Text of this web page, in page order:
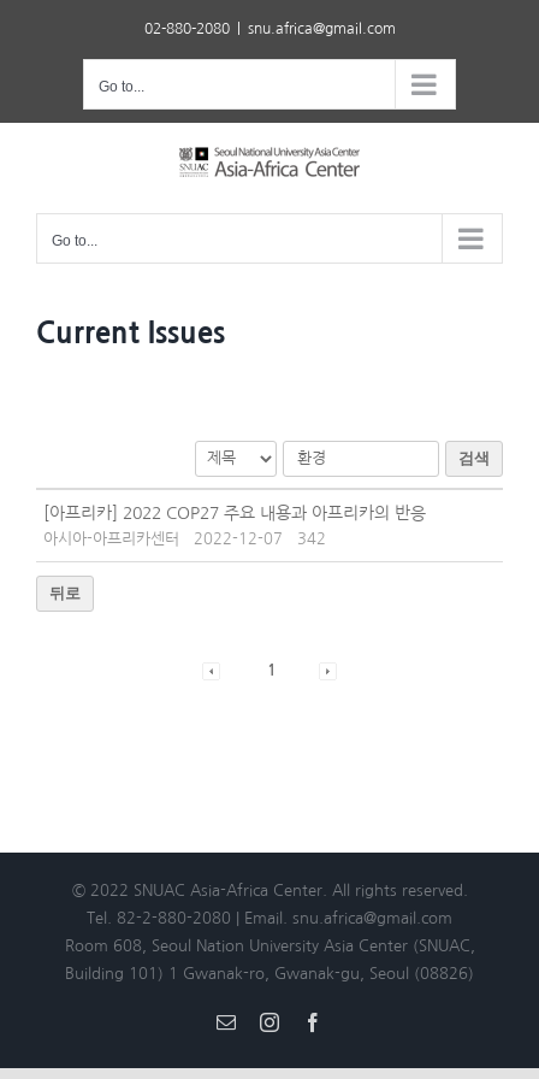
02-880-2080 snu.africa@gmail.com
Go to...
Go to...
Current Issues
검색
[아프리카] 2022 COP27 주요 내용과 아프리카의 반응
아시아-아프리카센터 2022-12-07 342
뒤로
1
© 2022 SNUAC Asia-Africa Center. All rights reserved.
Tel. 82-2-880-2080 | Email. snu.africa@gmail.com
Room 608, Seoul Nation University Asia Center (SNUAC,
Building 101) 1 Gwanak-ro, Gwanak-gu, Seoul (08826)
EmailInstagram